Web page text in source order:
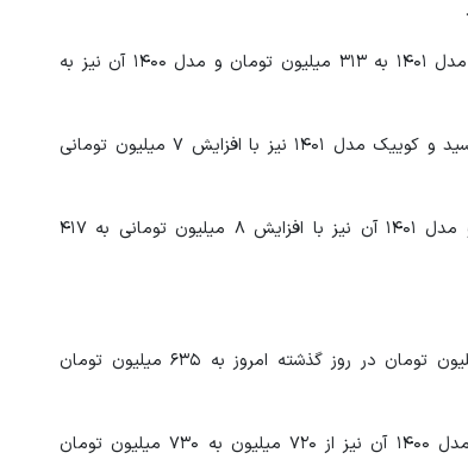
خودروهای تیبا نیز در این مدت از افزایش قیمت‌ها در امان نبودند به طوری که تیبا صندوق‌دار مدل ۱۴۰۱ به ۳۱۳ میلیون تومان و مدل ۱۴۰۰ آن نیز به
خودروی کوییک دنده‌ای معمولی مدل ۱۴۰۰ با افزایش ۶ میلیون تومانی به ۳۰۶ میلیون تومان رسید و کوییک مدل ۱۴۰۱ نیز با افزایش ۷ میلیون تومانی
خودروی کوییک اتوماتیک مدل ۱۴۰۰ با افزایش۶ میلیون تومانی به ۴۰۶ میلیون تومان رسید و مدل ۱۴۰۱ آن نیز با افزایش ۸ میلیون تومانی به ۴۱۷
خودروهای دنا در ۲۴ ساعت گذشته گران شدند به طوری که دنا معمولی مدل ۱۴۰۱ از ۶۳۰ میلیون تومان در روز گذشته امروز به ۶۳۵ میلیون تومان
دنا پلاس اتوماتیک مدل ۱۴۰۱ نیز با ۱۰ میلیون تومان افزایش به ۷۶۰ میلیون تومان رسید و مدل ۱۴۰۰ آن نیز از ۷۲۰ میلیون به ۷۳۰ میلیون تومان